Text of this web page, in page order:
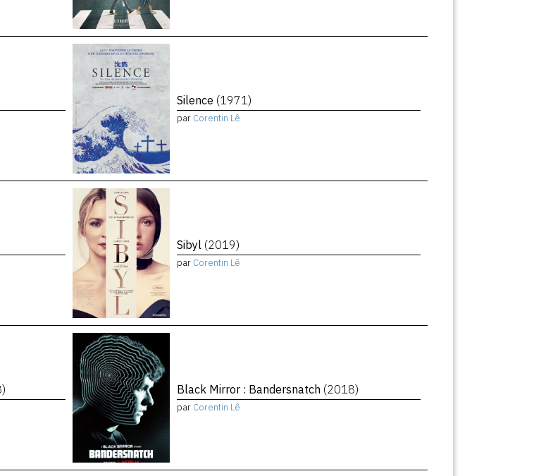
Silence (1971)
par Corentin Lê
Sibyl (2019)
par Corentin Lê
Black Mirror : Bandersnatch (2018)
par Corentin Lê